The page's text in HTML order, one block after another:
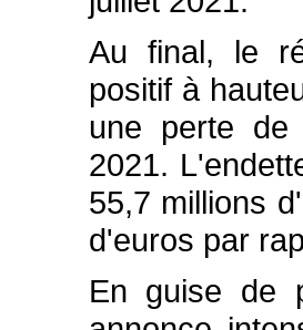
Au final, le
positif à
une perte
2021.
55,7 millions
d'euros par
En guise de